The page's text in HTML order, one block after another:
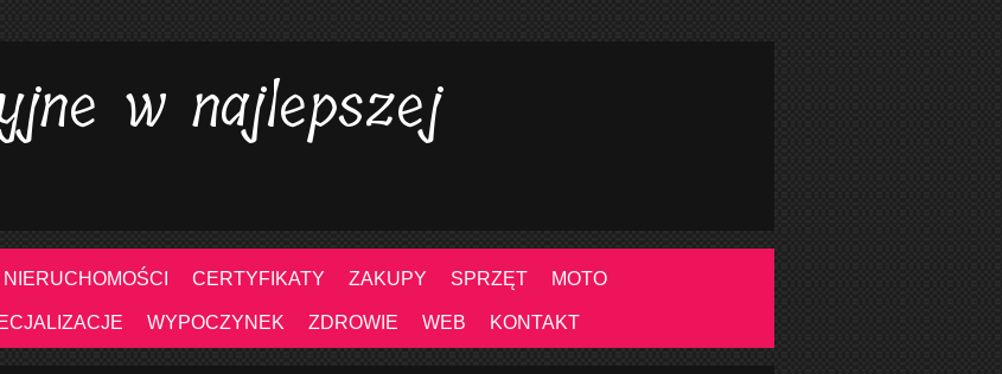
w najlepszej
NIERUCHOMOŚCI CERTYFIKATY ZAKUPY SPRZĘT MOTO
WYPOCZYNEK ZDROWIE WEB KONTAKT